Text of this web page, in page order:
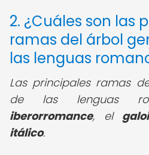
2. ¿Cuáles son las
ramas del árbol
las lenguas
Las principales ramas
de las lenguas
iberorromance, el
itálico.